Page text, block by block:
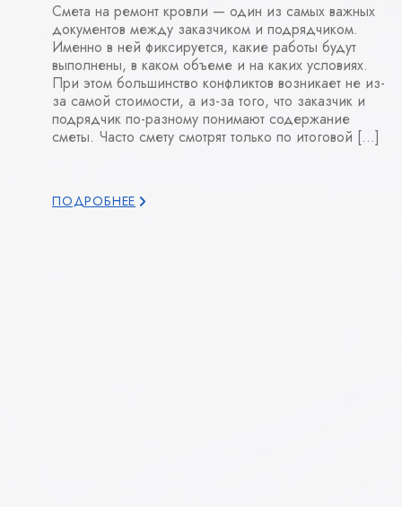
Смета на ремонт кровли — один из самых важных
документов между заказчиком и подрядчиком.
Именно в ней фиксируется, какие работы будут
выполнены, в каком объеме и на каких условиях.
При этом большинство конфликтов возникает не из-
за самой стоимости, а из-за того, что заказчик и
подрядчик по-разному понимают содержание
сметы. Часто смету смотрят только по итоговой […]
ПОДРОБНЕЕ